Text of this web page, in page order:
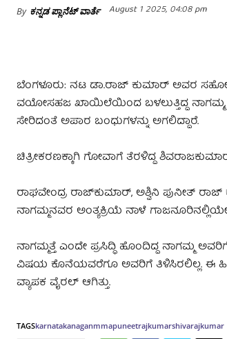
By ಕನ್ನಡ ಪ್ಲಾನೆಟ್ ವಾರ್ತೆ August 1 2025, 04:08 pm
ಬೆಂಗಳೂರು: ನಟ ಡಾ.ರಾಜ್ ಕುಮಾರ್ ಅವರ
ವಯೋಸಹಜ ಖಾಯಿಲೆಯಿಂದ ಬಳಲುತ್ತಿದ್ದ ನಾಗಮ್ಮ,
ಸೇರಿದಂತೆ ಅಪಾರ ಬಂಧುಗಳನ್ನು ಅಗಲಿದ್ದಾರೆ.
ಚಿತ್ರೀಕರಣಕ್ಕಾಗಿ ಗೋವಾಗೆ ತೆರಳಿದ್ದ
ರಾಘವೇಂದ್ರ ರಾಜ್​ಕುಮಾರ್, ಅಶ್ವಿನಿ ಪುನೀತ್
ನಾಗಮ್ಮನವರ ಅಂತ್ಯಕ್ರಿಯೆ ನಾಳೆ
ನಾಗಮ್ಮತ್ತೆ ಎಂದೇ ಪ್ರಸಿದ್ಧಿ ಹೊಂದಿದ್ದ ನಾಗಮ್ಮ
ವಿಷಯ ಕೊನೆಯವರೆಗೂ ಅವರಿಗೆ ತಿಳಿಸಿರಲಿಲ್ಲ. ಈ
ವ್ಯಾಪಕ ವೈರಲ್ ಆಗಿತ್ತು.
TAGSkarnatakanaganmmapuneetrajkumarshivarajkumar